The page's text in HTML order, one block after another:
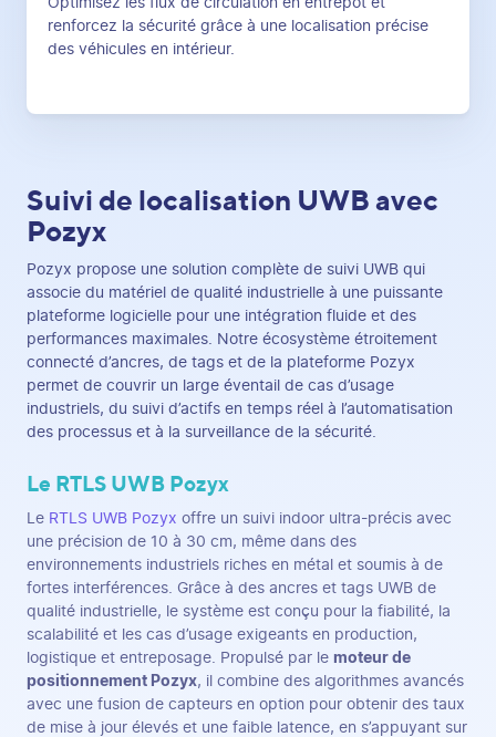
renforcez la sécurité grâce à une localisation précise
des véhicules en intérieur.
Suivi de localisation UWB avec
Pozyx
Pozyx propose une solution complète de suivi UWB qui
associe du matériel de qualité industrielle à une puissante
plateforme logicielle pour une intégration fluide et des
performances maximales. Notre écosystème étroitement
connecté d’ancres, de tags et de la plateforme Pozyx
permet de couvrir un large éventail de cas d’usage
industriels, du suivi d’actifs en temps réel à l’automatisation
des processus et à la surveillance de la sécurité.
Le RTLS UWB Pozyx
Le RTLS UWB Pozyx offre un suivi indoor ultra-précis avec
une précision de 10 à 30 cm, même dans des
environnements industriels riches en métal et soumis à de
fortes interférences. Grâce à des ancres et tags UWB de
qualité industrielle, le système est conçu pour la fiabilité, la
scalabilité et les cas d’usage exigeants en production,
logistique et entreposage. Propulsé par le moteur de
positionnement Pozyx, il combine des algorithmes avancés
avec une fusion de capteurs en option pour obtenir des taux
de mise à jour élevés et une faible latence, en s’appuyant sur